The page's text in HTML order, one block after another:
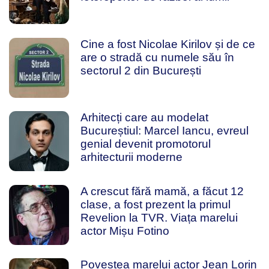
Cine a fost Nicolae Kirilov și de ce
are o stradă cu numele său în
sectorul 2 din București
Arhitecți care au modelat
Bucureștiul: Marcel Iancu, evreul
genial devenit promotorul
arhitecturii moderne
A crescut fără mamă, a făcut 12
clase, a fost prezent la primul
Revelion la TVR. Viața marelui
actor Mișu Fotino
Povestea marelui actor Jean Lorin